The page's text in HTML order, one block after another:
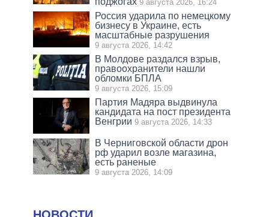
9 августа 2026, 16:24
Россия ударила по немецкому
бизнесу в Украине, есть
масштабные разрушения
9 августа 2026, 14:42
В Молдове раздался взрыв,
правоохранители нашли
обломки БПЛА
9 августа 2026, 15:09
Партия Мадяра выдвинула
кандидата на пост президента
Венгрии 9 августа 2026, 14:33
В Черниговской области дрон
рф ударил возле магазина,
есть раненые
9 августа 2026, 14:09